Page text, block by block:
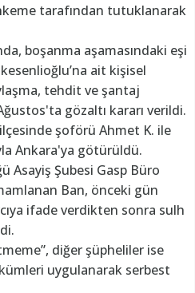
tarafından tutuklanarak
boşanma aşamasındaki eşi
ait kişisel
tehdit ve şantaj
gözaltı kararı verildi.
şoförü Ahmet K. ile
Ankara'ya götürüldü.
Asayiş Şubesi Gasp Büro
Ban, önceki gün
ifade verdikten sonra sulh
diğer şüpheliler ise
uygulanarak serbest